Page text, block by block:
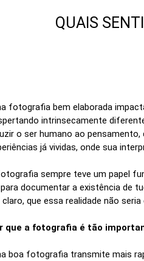
QUAIS
fotografia bem elaborada
intrinsecamente
o ser humano ao
já vividas, onde sua
sempre teve um papel
documentar a existência de
claro, que essa realidade não
que a fotografia é tão
boa fotografia transmite mais